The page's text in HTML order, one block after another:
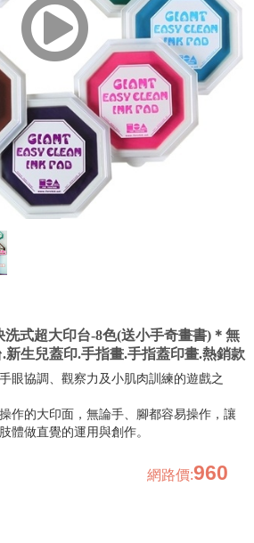
洗式超大印台-8色(送小手奇畫書)＊無
新生兒蓋印.手指畫.手指蓋印畫.熱銷款
眼協調、觀察力及小肌肉訓練的遊戲之
作的大印面，無論手、腳都容易操作，讓
體做直覺的運用與創作。
網路價:960